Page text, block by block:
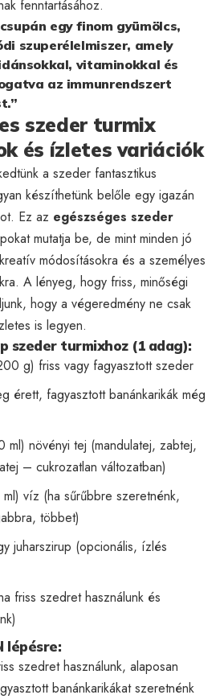
fenntartásához.
egy finom gyümölcs,
szuperélelmiszer, amely
vitaminokkal és
az immunrendszert
szeder turmix
és ízletes variációk
a szeder fantasztikus
készíthetünk belőle egy igazán
Ez az egészséges szeder
mutatja be, de mint minden jó
módosításokra és a személyes
A lényeg, hogy friss, minőségi
hogy a végeredmény ne csak
is legyen.
szeder turmixhoz (1 adag):
g) friss vagy fagyasztott szeder
érett, fagyasztott banánkarikák még
ml) növényi tej (mandulatej, zabtej,
– cukrozatlan változatban)
víz (ha sűrűbbre szeretnénk,
többet)
juharszirup (opcionális, ízlés
friss szedret használunk és
lépésre:
szedret használunk, alaposan
banánkarikákat szeretnénk